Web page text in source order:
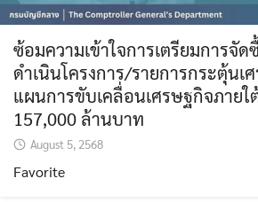
ซ้อมความเข้าใจการเตรียมการจั
ดำเนินโครงการ/รายการกระตุ้นเ
แผนการขับเคลื่อนเศรษฐกิจภายใ
157,000 ล้านบาท
August 5, 2568
Favorite